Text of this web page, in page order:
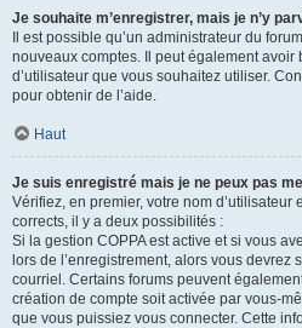
Je souhaite m’enregistrer, mais je n’y
Il est possible qu’un administrateur du
nouveaux comptes. Il peut également avoir
d’utilisateur que vous souhaitez utiliser.
pour obtenir de l’aide.
Haut
Je suis enregistré mais je ne peux pas
Vérifiez, en premier, votre nom d’utilisateur
corrects, il y a deux possibilités :
Si la gestion COPPA est active et si vous
lors de l’enregistrement, alors vous devrez
courriel. Certains forums peuvent
création de compte soit activée par vous-
que vous puissiez vous connecter. Cette